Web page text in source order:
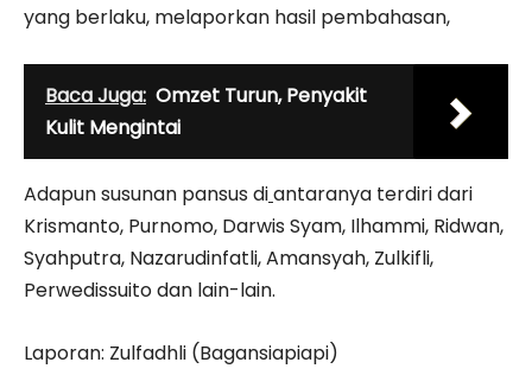
yang berlaku, melaporkan hasil pembahasan,
Baca Juga: Omzet Turun, Penyakit
Kulit Mengintai
Adapun susunan pansus diantaranya terdiri dari
Krismanto, Purnomo, Darwis Syam, Ilhammi, Ridwan,
Syahputra, Nazarudinfatli, Amansyah, Zulkifli,
Perwedissuito dan lain-lain.
Laporan: Zulfadhli (Bagansiapiapi)